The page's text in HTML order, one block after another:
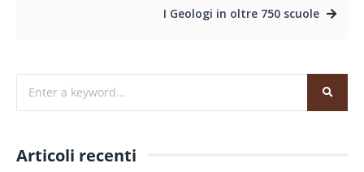
I Geologi in oltre 750 scuole
Articoli recenti